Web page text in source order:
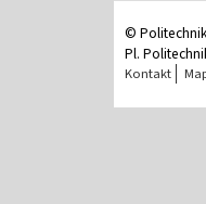
©
Pl.
Kontakt